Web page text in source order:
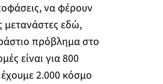
να φέρουν
μετανάστες εδώ,
πρόβλημα στο
είναι για 800
2.000 κόσμο